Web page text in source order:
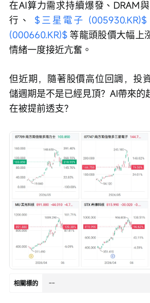
在AI算力需求持續爆發、DRAM
行、 $三星電子 (005930.KR)$
(000660.KR)$ 等龍頭股價大幅上
情緒一度接近亢奮。
但近期，隨著股價高位回調，投
儲週期是不是已經見頂？AI帶來的
在被提前透支？
相關標的 --